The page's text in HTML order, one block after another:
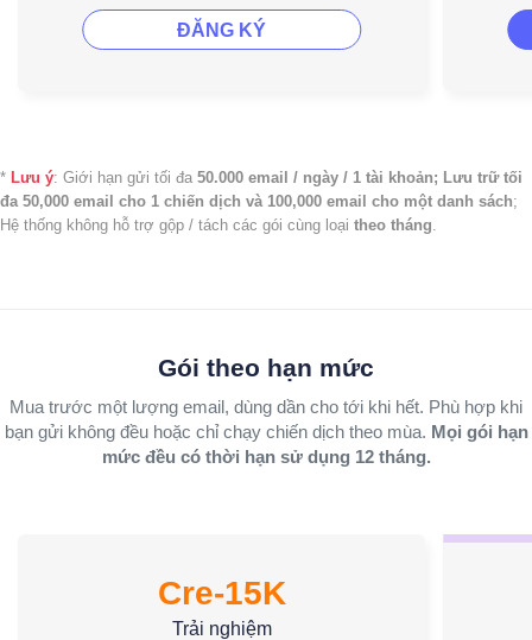
ĐĂNG KÝ
* Lưu ý: Giới hạn gửi tối đa 50.000 email / ngày / 1 tài khoản; Lưu trữ tối
đa 50,000 email cho 1 chiến dịch và 100,000 email cho một danh sách;
Hệ thống không hỗ trợ gộp / tách các gói cùng loại theo tháng
Gói theo hạn mức
Mua trước một lượng email, dùng dần cho tới khi hết. Phù hợp khi
bạn gửi không đều hoặc chỉ chạy chiến dịch theo mùa. Mọi gói hạn
mức đều có thời hạn sử dụng 12 tháng.
Cre-15K
Trải nghiệm